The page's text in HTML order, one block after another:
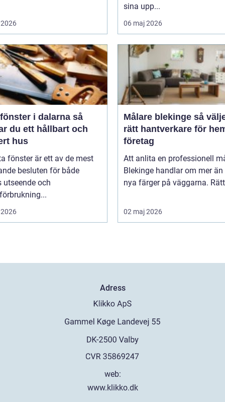
sina upp...
06 maj 2026
i dalarna så
du ett hållbart och
hus
fönster är ett av de mest
besluten för både
utseende och
Målare blekinge så väljer du
rätt hantverkare för
företag
Att anlita en professionell
Blekinge handlar om mer
nya färger på väggarna.
02 maj 2026
Adress
web:
www.klikko.dk